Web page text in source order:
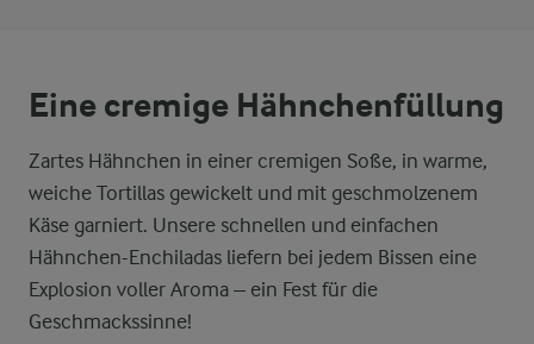
Eine cremige Hähnchenfüllung
Zartes Hähnchen in einer cremigen Soße, in warme,
weiche Tortillas gewickelt und mit geschmolzenem
Käse garniert. Unsere schnellen und einfachen
Hähnchen-Enchiladas liefern bei jedem Bissen eine
Explosion voller Aroma – ein Fest für die
Geschmackssinne!